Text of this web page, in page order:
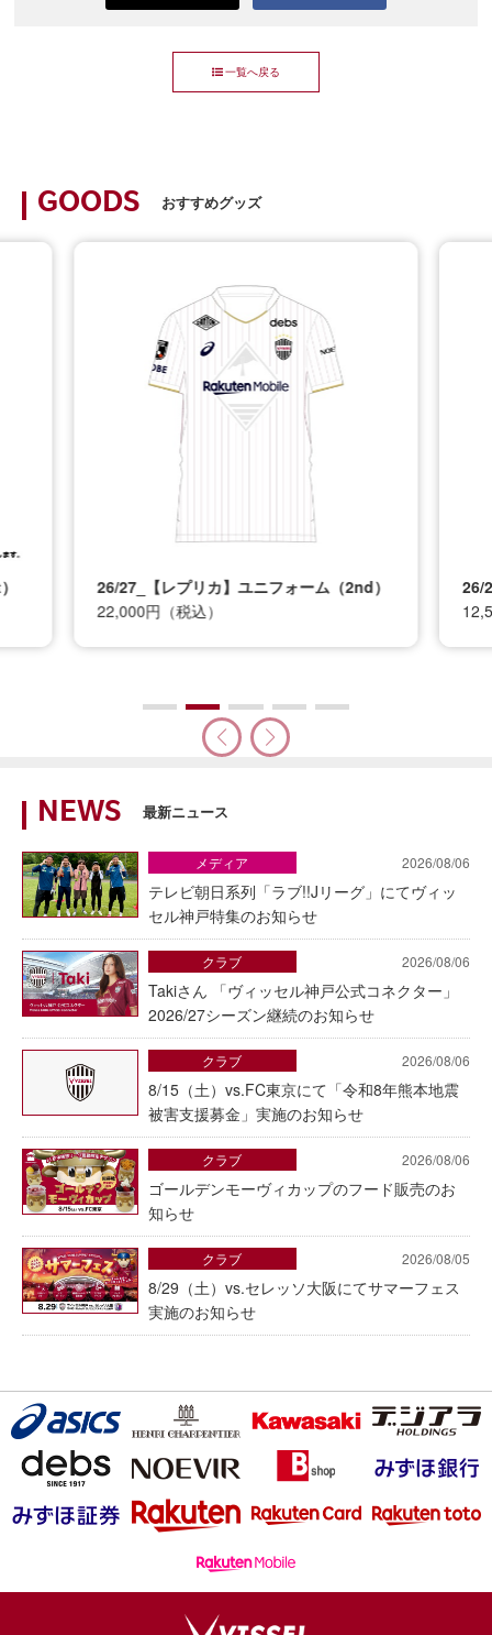
一覧へ戻る
GOODS おすすめグッズ
26/27_【レプリカ】ユニフォーム（2nd）
22,000円（税込）
26/
NEWS 最新ニュース
2026/08/06
テレビ朝日系列「ラブ!!Jリーグ」にてヴィッ
セル神戸特集のお知らせ
メディア
2026/08/06
Takiさん 「ヴィッセル神戸公式コネクター」
2026/27シーズン継続のお知らせ
クラブ
2026/08/06
8/15（土）vs.FC東京にて「令和8年熊本地震
被害支援募金」実施のお知らせ
クラブ
2026/08/06
ゴールデンモーヴィカップのフード販売のお
知らせ
クラブ
2026/08/05
8/29（土）vs.セレッソ大阪にてサマーフェス
実施のお知らせ
クラブ